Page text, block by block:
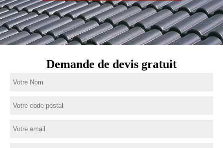
Demande de devis gratuit